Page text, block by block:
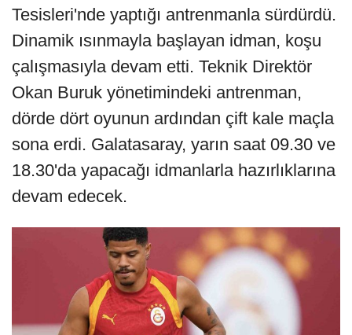
Tesisleri'nde yaptığı antrenmanla sürdürdü.
Dinamik ısınmayla başlayan idman, koşu
çalışmasıyla devam etti. Teknik Direktör
Okan Buruk yönetimindeki antrenman,
dörde dört oyunun ardından çift kale maçla
sona erdi. Galatasaray, yarın saat 09.30 ve
18.30'da yapacağı idmanlarla hazırlıklarına
devam edecek.